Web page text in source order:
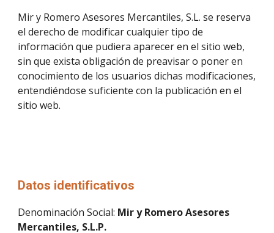
Mir y Romero Asesores Mercantiles, S.L. se reserva
el derecho de modificar cualquier tipo de
información que pudiera aparecer en el sitio web,
sin que exista obligación de preavisar o poner en
conocimiento de los usuarios dichas modificaciones,
entendiéndose suficiente con la publicación en el
sitio web.
Datos identificativos
Denominación Social: Mir y Romero Asesores
Mercantiles, S.L.P.